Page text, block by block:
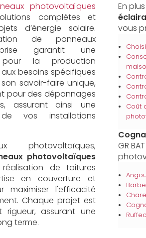
photovoltaïques
complètes et
d’énergie solaire.
de panneaux
garantit une
pour la production
besoins spécifiques
savoir-faire unique,
pour des dépannages
assurant ainsi une
vos installations
photovoltaïques,
photovoltaïques
de toitures
en couverture et
maximiser l'efficacité
Chaque projet est
assurant une
terme.
En
vous
Coût
GR
Ruffec